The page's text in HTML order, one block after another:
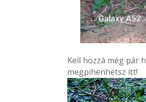
Kell hozzá még pár
megpihenhetsz itt!